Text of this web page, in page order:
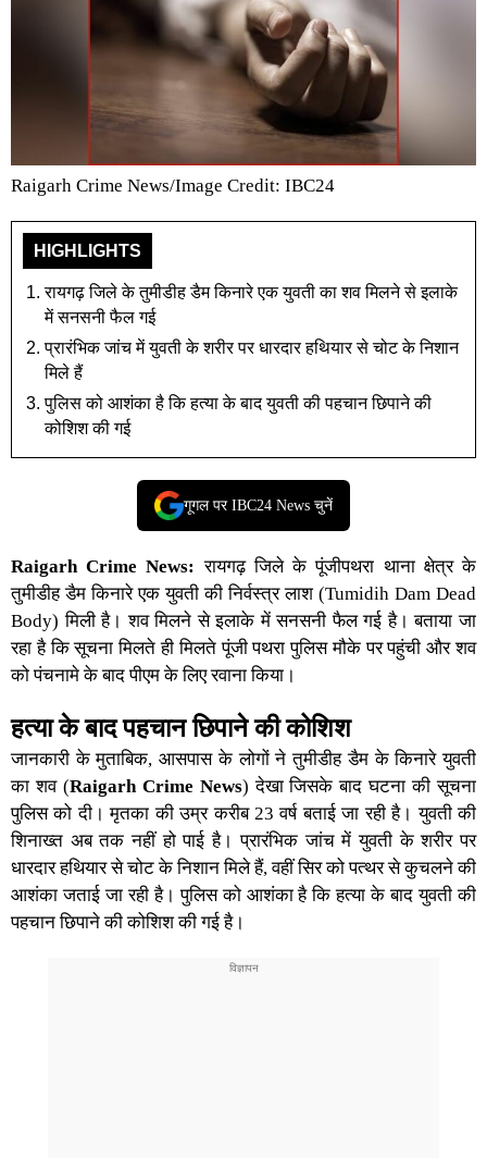
Raigarh Crime News/Image Credit: IBC24
HIGHLIGHTS
रायगढ़ जिले के तुमीडीह डैम किनारे एक युवती का शव मिलने से इलाके
में सनसनी फैल गई
प्रारंभिक जांच में युवती के शरीर पर धारदार हथियार से चोट के निशान
मिले हैं
पुलिस को आशंका है कि हत्या के बाद युवती की पहचान छिपाने की
कोशिश की गई
गूगल पर IBC24 News चुनें
Raigarh Crime News: रायगढ़ जिलेके पूंजीपथरा थाना क्षेत्र के
तुमीडीह डैम किनारे एकयुवती की निर्वस्त्र लाश(Tumidih Dam Dead
Body) मिली है। शव मिलने से इलाके में सनसनी फैल गई है। बताया जा
रहा है कि सूचना मिलते ही मिलते पूंजी पथरा पुलिसमौके पर पहुंची और शव
को पंचनामे के बाद पीएम के लिए रवाना किया।
हत्या के बाद पहचान छिपाने की कोशिश
जानकारी के मुताबिक, आसपास के लोगों ने तुमीडीह डैम के किनारेयुवती
का शव(Raigarh Crime News) देखा जिसके बाद घटना की सूचना
पुलिस को दी। मृतका की उम्र करीब 23 वर्ष बताई जा रही है। युवती की
शिनाख्त अब तक नहीं हो पाई है। प्रारंभिक जांच में युवती के शरीर पर
धारदार हथियार से चोट के निशान मिले हैं, वहीं सिर को पत्थर से कुचलने की
आशंका जताई जा रही है।पुलिसको आशंका है कि हत्या के बाद युवती की
पहचान छिपाने की कोशिश की गई है।